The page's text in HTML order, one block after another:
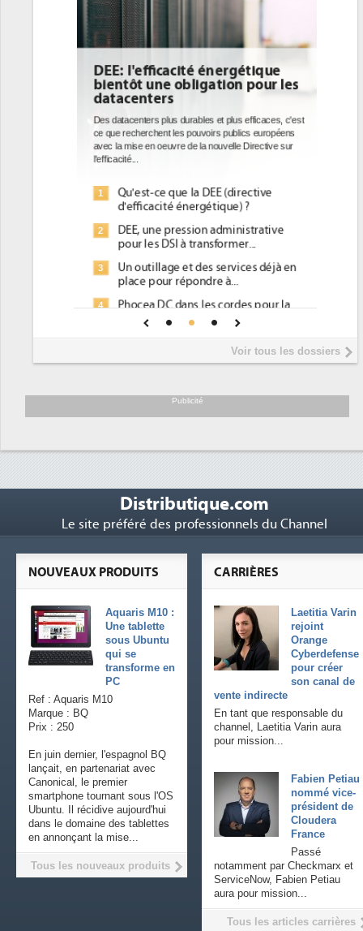
DEE: l'efficacité énergétique
bientôt une obligation pour les
datacenters
Des datacenters plus durables et plus efficaces, c'est
ce que recherchent les pouvoirs publics européens
avec la mise en oeuvre de la nouvelle Directive sur
l'efficacité...
1
Qu'est-ce que la DEE (directive
d'efficacité énergétique) ?
2
DEE, une pression administrative
pour les DSI à transformer...
3
Un outillage et des services déjà en
place pour répondre à...
4
Phocea DC dans les cordes pour la
Interview de Fabrice Coquio,
président de Digital Realty...
soutient les...
Voir tous les dossiers
Publicité
Distributique.com
Le site préféré des professionnels du Channel
CARRIÈRES
Laetitia Varin
rejoint
Orange
Cyberdefense
pour créer
son canal de
vente indirecte
En tant que responsable du
channel, Laetitia Varin aura
pour mission...
Fabien Petiau
nommé vice-
président de
Cloudera
France
Passé
notamment par Checkmarx et
ServiceNow, Fabien Petiau
aura pour mission...
Tous les articles carrières
NOUVEAUX PRODUITS
Aquaris M10 :
Une tablette
sous Ubuntu
qui se
transforme en
PC
Ref : Aquaris M10
Marque : BQ
Prix : 250
En juin dernier, l'espagnol BQ
lançait, en partenariat avec
Canonical, le premier
smartphone tournant sous l'OS
Ubuntu. Il récidive aujourd'hui
dans le domaine des tablettes
en annonçant la mise...
Tous les nouveaux produits